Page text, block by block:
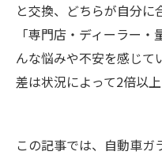
と交換、どちらが自分に
「専門店・ディーラー・
んな悩みや不安を感じて
差は状況によって2倍以
この記事では、自動車ガ